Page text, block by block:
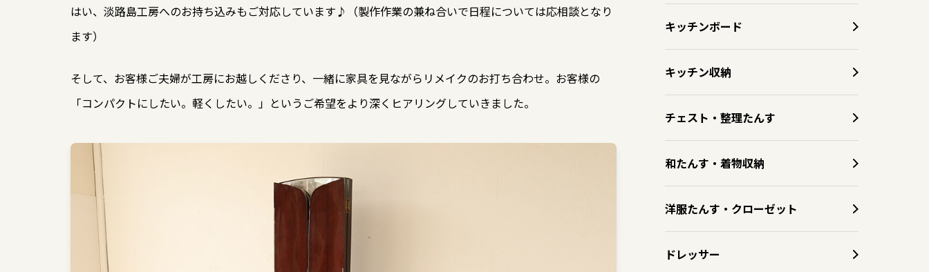
はい、淡路島工房へのお持ち込みもご対応しています♪（製作作業の兼ね合いで日程については応相談となり
ます）
そして、お客様ご夫婦が工房にお越しくださり、一緒に家具を見ながらリメイクのお打ち合わせ。お客様の
「コンパクトにしたい。軽くしたい。」というご希望をより深くヒアリングしていきました。
キッチンボード
キッチン収納
チェスト・整理たんす
和たんす・着物収納
洋服たんす・クローゼット
ドレッサー